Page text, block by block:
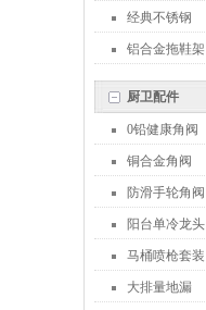
经典不锈钢
铝合金拖鞋架
厨卫配件
0铅健康角阀
铜合金角阀
防滑手轮角阀
阳台单冷龙头
马桶喷枪套装
大排量地漏